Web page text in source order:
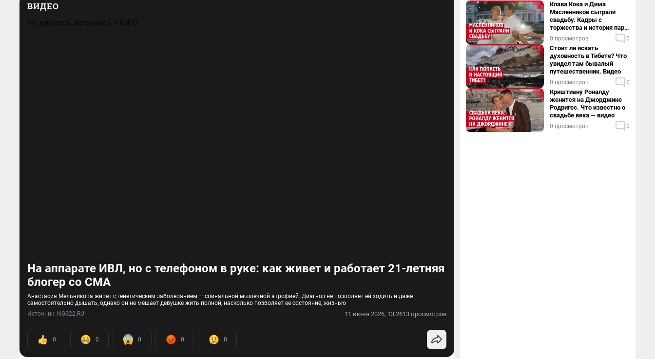
ВИДЕО
Не удалось загрузить VIQEO
На аппарате ИВЛ, но с телефоном в руке: как живет и работает 21-летняя
блогер со СМА
Анастасия Мельникова живет с генетическим заболеванием — спинальной мышечной атрофией. Диагноз не позволяет ей ходить и даже
самостоятельно дышать, однако он не мешает девушке жить полной, насколько позволяет ее состояние, жизнью
Источник: NGS22.RU 11 июня 2026, 13:2613 просмотров
0 0 0 0 0
Клава Кока и Дима
Масленников сыграли
свадьбу. Кадры с
торжества и история пары
— в видео
0 просмотров 0
Стоит ли искать
духовность в Тибете? Что
увидел там бывалый
путешественник. Видео
0 просмотров 0
Криштиану Роналду
женится на Джорджине
Родригес. Что известно о
свадьбе века — видео
0 просмотров 0